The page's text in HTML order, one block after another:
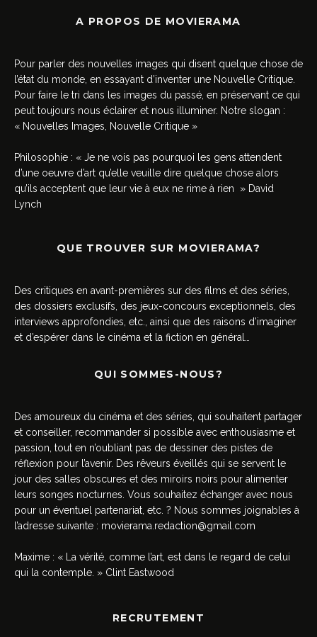
A PROPOS DE MOVIERAMA
Pour parler des nouvelles images qui disent quelque chose de
l’état du monde, en essayant d’inventer une Nouvelle Critique.
Pour faire le tri dans les images du passé, en préservant ce qui
peut toujours nous éclairer et nous illuminer. Notre slogan :
« Nouvelles Images, Nouvelle Critique »
Philosophie : « Je ne vois pas pourquoi les gens attendent
d’une oeuvre d’art qu’elle veuille dire quelque chose alors
qu’ils acceptent que leur vie à eux ne rime à rien » David
Lynch
QUE TROUVER SUR MOVIERAMA?
Des critiques en avant-premières sur des films et des séries,
des dossiers exclusifs, des jeux-concours exceptionnels, des
interviews approfondies, etc., ainsi que des raisons d’imaginer
et d’espérer dans le cinéma et la fiction en général…
QUI SOMMES-NOUS?
Des amoureux du cinéma et des séries, qui souhaitent partager
et conseiller, recommander si possible avec enthousiasme et
passion, tout en n’oubliant pas de dessiner des pistes de
réflexion pour l’avenir. Des rêveurs éveillés qui se servent le
jour des salles obscures et des miroirs noirs pour alimenter
leurs songes nocturnes. Vous souhaitez échanger avec nous
pour un éventuel partenariat, etc. ? Nous sommes joignables à
l’adresse suivante : movierama.redaction@gmail.com
Maxime : « La vérité, comme l’art, est dans le regard de celui
qui la contemple. » Clint Eastwood
RECRUTEMENT